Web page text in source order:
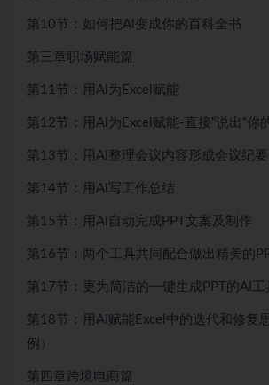
第10节：如何把Al变成你的百科全书
第三章职场赋能篇
第11节：用Al为Excel赋能
第12节：用Al为Excel赋能-直接“说出“你
第13节：用Al整理会议内容形成会议纪要
第14节：用Al写工作总结
第15节：用Al自动完成PPT文案及制作
第16节：两个工具共同配合做出精美的
第17节：更为简洁的一键生成PPT的AI工
第18节：用AI赋能Excel中的迭代和修复
例）
第四章跨境电商篇